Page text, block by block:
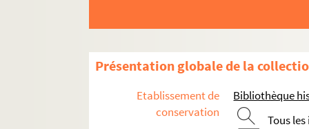
Présentation globale de la
Etablissement de
conservation
Bibliothèque
Tous
Théâtre Clavel
Théâtre Darius Milhaud
Théâtre des Deux Rêves
Théâtre d'en face
Théâtre de l'Orme